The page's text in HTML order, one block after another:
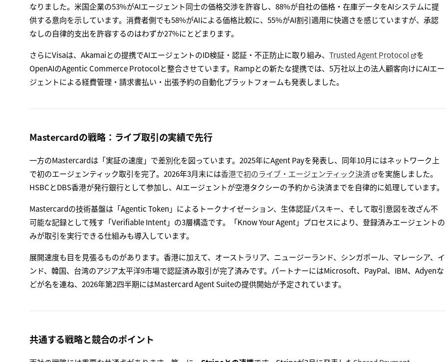
なりました。米国企業の53%がAIエージェント同士の価格交渉を許容し、88%が自社の価格・在庫データをAIシステムに提
供する意向を示しています。消費者側でも58%がAIによる価格比較に、55%がAI割引適用に快適さを感じていますが、承認
なしの自律的支出を許容するのはわずか27%にとどまります。
さらにVisaは、Akamaiとの提携でAIエージェントのID検証・認証・不正防止に取り組み、Trusted Agent Protocol
を
OpenAIのAgentic Commerce Protocolと整合させています。Rampとの新たな提携では、5万社以上の法人顧客向けにAIエー
ジェントによる経費管理・請求書払い・出張予約の自動化プラットフォームも発表しました。
Mastercardの戦略：ライブ取引の実績で先行
一方のMastercardは「実証の速度」で差別化を図っています。2025年にAgent Payを発表し、同年10月にはネットワーク上
で初のエージェンティック取引を完了。2026年3月末には香港で初のライブ・エージェンティック決済
を実施しました。
HSBCとDBS香港が発行銀行として参加し、AIエージェントが空港タクシーの予約から決済までを自律的に処理しています。
Mastercardの技術基盤は「Agentic Token」によるトークナイゼーション、生体認証パスキー、そして取引意図を改ざん不
可能な記録として残す「Verifiable Intent」の3層構造です。「Know Your Agent」プロセスにより、登録済みエージェントの
みが取引を実行できる仕組みも導入しています。
展開速度も目を見張るものがあります。香港に加えて、オーストラリア、ニュージーランド、シンガポール、マレーシア、イ
ンド、韓国、台湾のアジア太平洋9市場で認証済み取引が完了済みです。パートナーにはMicrosoft、PayPal、IBM、Adyenな
どが名を連ね、2026年第2四半期にはMastercard Agent Suiteの提供開始が予定されています。
共通する戦略と競合のポイント